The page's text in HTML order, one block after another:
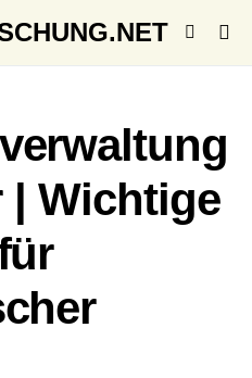
| Wichtige